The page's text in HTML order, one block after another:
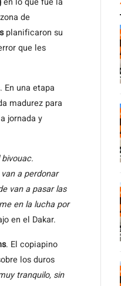
de
planificaron su
que les
una etapa
madurez para
jornada y
a perdonar
van a pasar las
en la lucha por
en el Dakar.
. El copiapino
los duros
tranquilo, sin